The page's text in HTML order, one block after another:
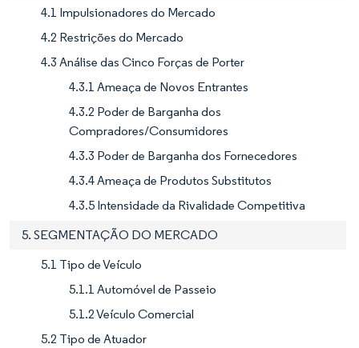
4.1 Impulsionadores do Mercado
4.2 Restrições do Mercado
4.3 Análise das Cinco Forças de Porter
4.3.1 Ameaça de Novos Entrantes
4.3.2 Poder de Barganha dos
Compradores/Consumidores
4.3.3 Poder de Barganha dos Fornecedores
4.3.4 Ameaça de Produtos Substitutos
4.3.5 Intensidade da Rivalidade Competitiva
5. SEGMENTAÇÃO DO MERCADO
5.1 Tipo de Veículo
5.1.1 Automóvel de Passeio
5.1.2 Veículo Comercial
5.2 Tipo de Atuador